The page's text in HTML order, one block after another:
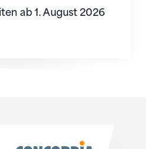
ab 1. August 2026